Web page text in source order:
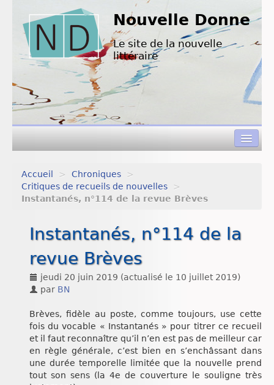
Nouvelle Donne
Le site de la nouvelle
littéraire
Concours de nouvelles
Nouvelles à lire
L’équipe de ND
Chroniques
Accueil > Chroniques
>
Critiques de recueils de nouvelles
>
Instantanés, n°114 de la revue Brèves
Instantanés, n°114 de la
revue Brèves
jeudi 20 juin 2019 (actualisé le 10 juillet 2019)
par BN
Brèves, fidèle au poste, comme toujours, use cette
fois du vocable « Instantanés » pour titrer ce recueil
et il faut reconnaître qu’il n’en est pas de meilleur car
en règle générale, c’est bien en s’enchâssant dans
une durée temporelle limitée que la nouvelle prend
tout son sens (la 4e de couverture le souligne très